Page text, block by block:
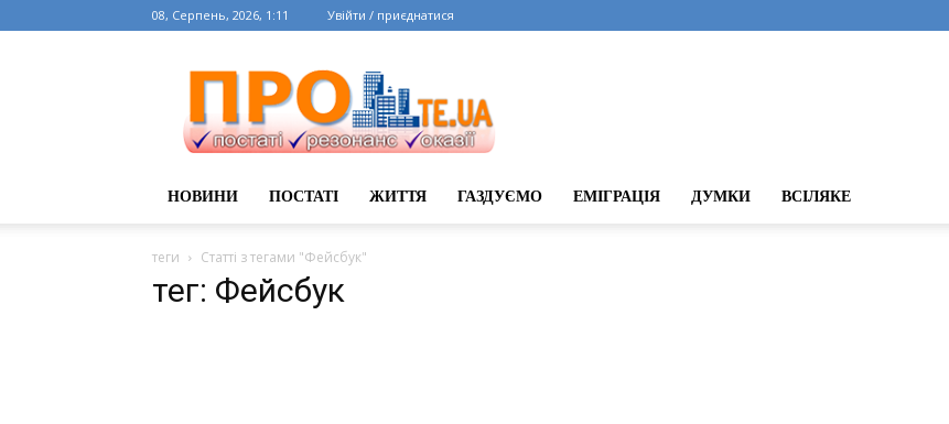
08, Серпень, 2026, 1:11 Увійти / приєднатися
НОВИНИ ПОСТАТІ ЖИТТЯ ГАЗДУЄМО ЕМІГРАЦІЯ ДУМКИ ВСІЛЯКЕ
теги Статті з тегами "Фейсбук"
тег: Фейсбук